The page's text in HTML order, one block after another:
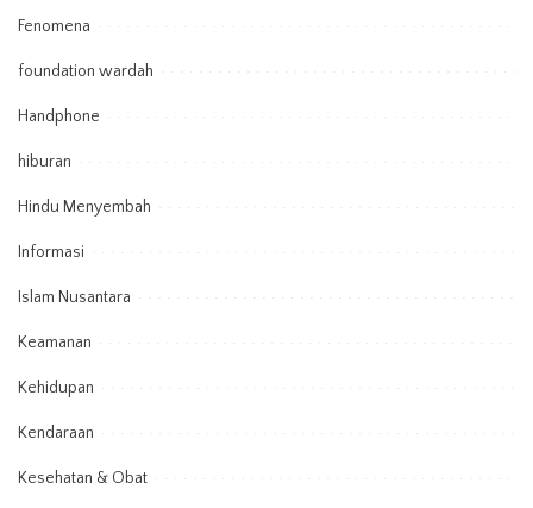
Fenomena
foundation wardah
Handphone
hiburan
Hindu Menyembah
Informasi
Islam Nusantara
Keamanan
Kehidupan
Kendaraan
Kesehatan & Obat